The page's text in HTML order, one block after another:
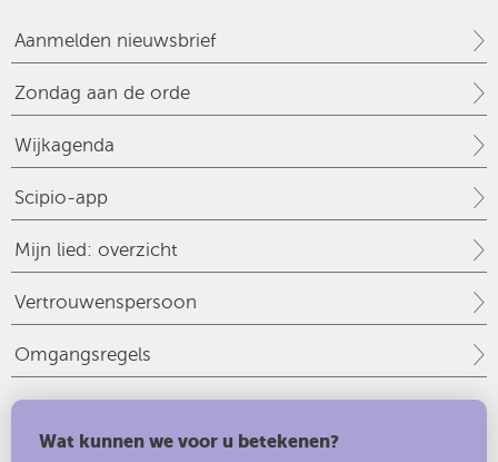
Aanmelden nieuwsbrief
Zondag aan de orde
Wijkagenda
Scipio-app
Mijn lied: overzicht
Vertrouwenspersoon
Omgangsregels
Wat kunnen we voor u betekenen?